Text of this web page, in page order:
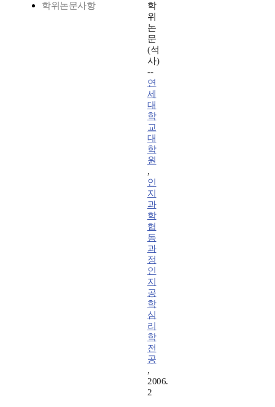
학위논문사항
학
위
논
문
(석
사)
--
연
세
대
학
교
대
학
원
,
인
지
과
학
협
동
과
정
인
지
공
학
심
리
학
전
공
,
2006.
2